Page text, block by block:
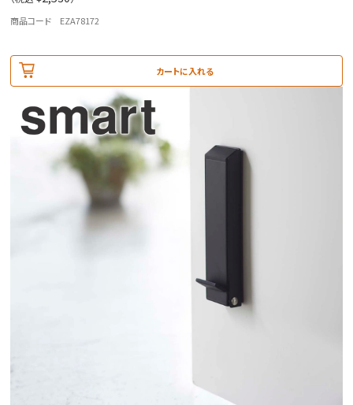
商品コード EZA78172
カートに入れる